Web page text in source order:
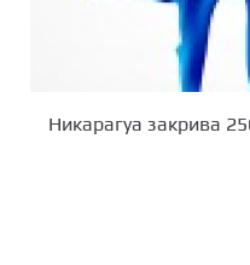
Никарагуа закрива